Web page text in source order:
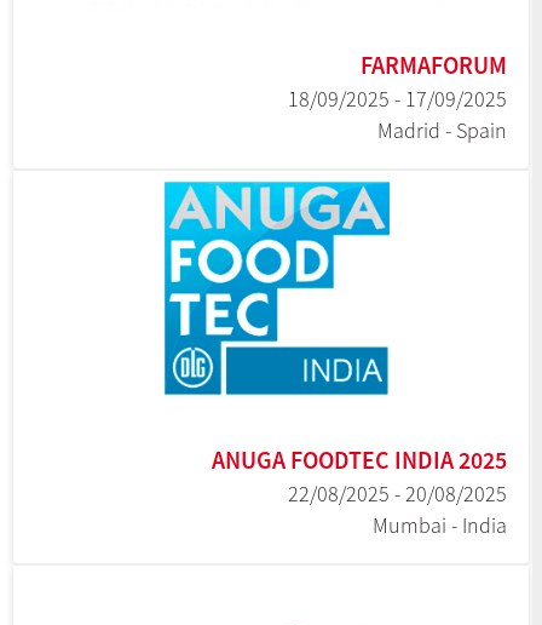
FARMAFORUM
17/09/2025 - 18/09/2025
Madrid - Spain
ANUGA FOODTEC INDIA 2025
20/08/2025 - 22/08/2025
Mumbai - India